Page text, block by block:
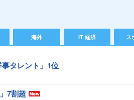
海外 IT 経済 ス
事タレント」1位
7割超